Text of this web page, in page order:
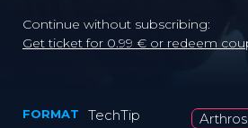
Continue without subscribing:
Get ticket for 0.99 € or redeem
FORMAT TechTip